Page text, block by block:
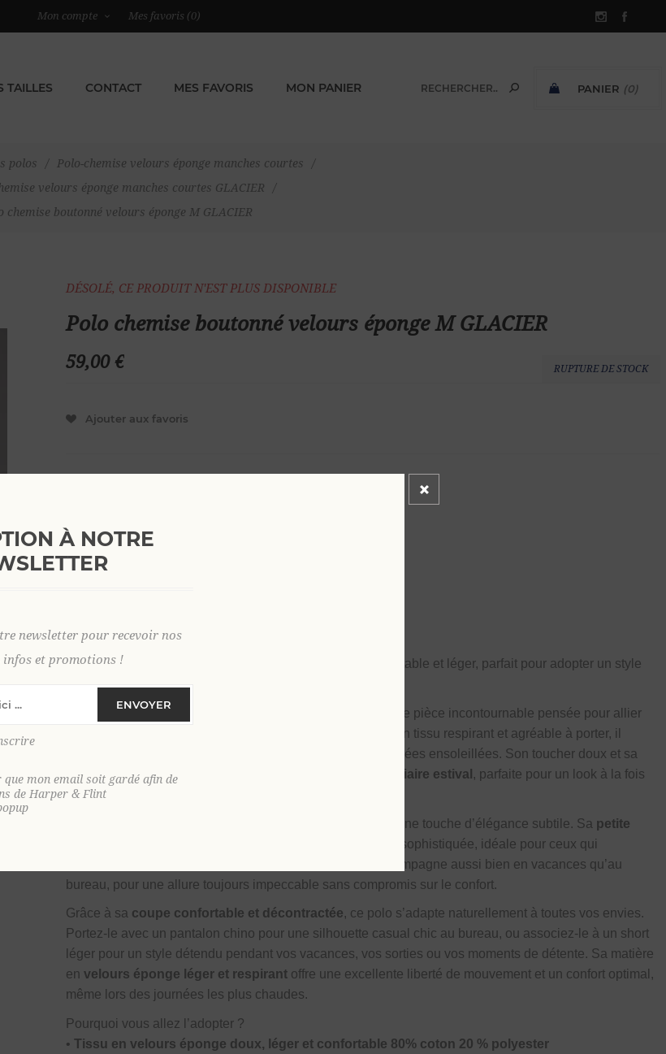
Mon compte Mes favoris (0)
PANIER (0)
TAILLES CONTACT MES FAVORIS MON PANIER
polos / Polo-chemise velours éponge manches courtes
/
velours éponge manches courtes GLACIER
/
chemise boutonné velours éponge M GLACIER
DÉSOLÉ, CE PRODUIT N'EST PLUS DISPONIBLE
Polo chemise boutonné velours éponge M GLACIER
59,00 € RUPTURE DE STOCK
Ajouter aux favoris
Découvrez notre polo chemise en
, confortable et léger, parfait pour adopter un style
Craquez pour notre
, une pièce incontournable pensée pour allier
confort, douceur et style au quotidien. Confectionné dans un tissu respirant et agréable à porter, il
procure une sensation de légèreté idéale pendant les journées ensoleillées. Son toucher doux et sa
texture unique en font une
pièce essentielle de votre vestiaire estival , parfaite pour un look à la fois
confortable, moderne et raffiné.
Entièrement boutonné, ce polo revisite un classique avec une touche d’élégance subtile. Sa petite
apporte une finition discrète et sophistiquée, idéale pour ceux qui
apprécient les détails soignés. Facile à porter, il vous accompagne aussi bien en vacances qu’au
bureau, pour une allure toujours impeccable sans compromis sur le confort.
Grâce à sa coupe confortable et décontractée, ce polo s’adapte naturellement à toutes vos envies.
Portez-le avec un pantalon chino pour une silhouette casual chic au bureau, ou associez-le à un short
léger pour un style détendu pendant vos vacances, vos sorties ou vos moments de détente. Sa matière
envelours éponge léger et respirant offre une excellente liberté de mouvement et un confort optimal,
même lors des journées les plus chaudes.
Pourquoi vous allez l’adopter ?
•Tissu en velours éponge doux, léger et confortable 80% coton 20 % polyester
À NOTRE
newsletter pour recevoir nos
infos et promotions !
ENVOYER
que mon email soit gardé afin de
de Harper & Flint